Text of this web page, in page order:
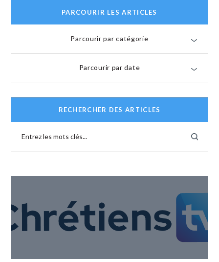
PARCOURIR LES ARTICLES
Parcourir par catégorie
Parcourir par date
RECHERCHER DES ARTICLES